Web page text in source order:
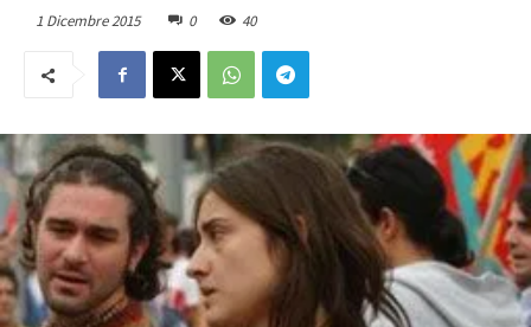
1 Dicembre 2015 0 40